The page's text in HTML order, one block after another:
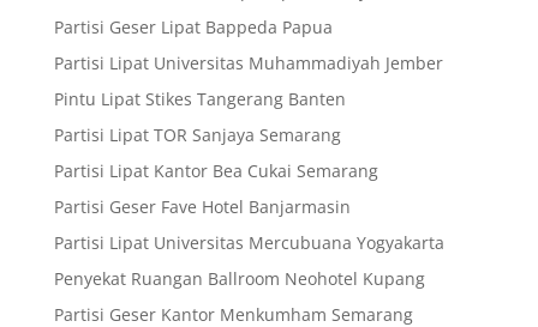
Partisi Geser Lipat Bappeda Papua
Partisi Lipat Universitas Muhammadiyah Jember
Pintu Lipat Stikes Tangerang Banten
Partisi Lipat TOR Sanjaya Semarang
Partisi Lipat Kantor Bea Cukai Semarang
Partisi Geser Fave Hotel Banjarmasin
Partisi Lipat Universitas Mercubuana Yogyakarta
Penyekat Ruangan Ballroom Neohotel Kupang
Partisi Geser Kantor Menkumham Semarang